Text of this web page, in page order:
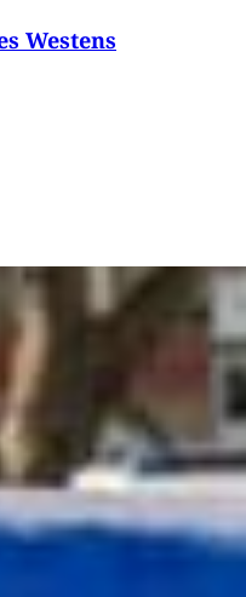
Westens